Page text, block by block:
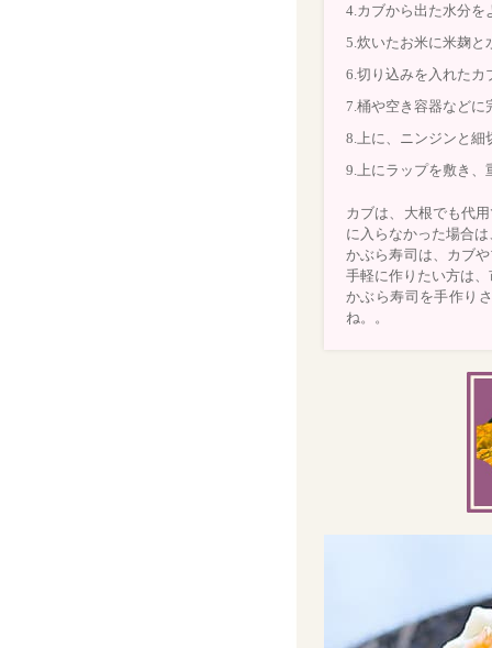
4.カブから出た水分を
5.炊いたお米に米麹と
6.切り込みを入れたカ
7.桶や空き容器など
8.上に、ニンジンと細
9.上にラップを敷き、
カブは、大根でも代
に入らなかった場合
かぶら寿司は、カブ
手軽に作りたい方は
かぶら寿司を手作り
ね。。